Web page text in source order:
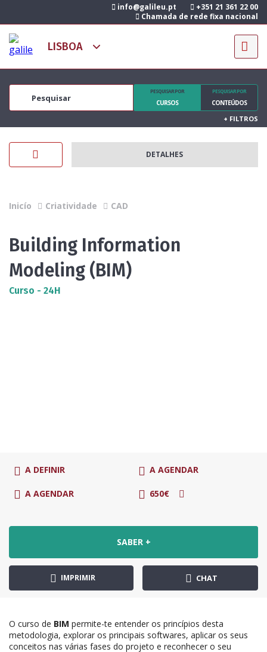
info@galileu.pt
+351 21 361 22 00
Chamada de rede fixa nacional
PESQUISAR POR
CURSOS
PESQUISAR POR
CONTEÚDOS
+ FILTROS
DETALHES
Inicío Criatividade CAD
Building Information
Modeling (BIM)
Curso - 24H
A DEFINIR A AGENDAR
A AGENDAR 650€
SABER +
IMPRIMIR CHAT
O curso de BIM permite-te entender os princípios desta
metodologia, explorar os principais softwares, aplicar os seus
conceitos nas várias fases do projeto e reconhecer o seu